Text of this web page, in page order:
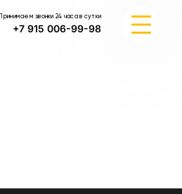
Принимаем звонки 24 часа в сутки
+7 915 006-99-98